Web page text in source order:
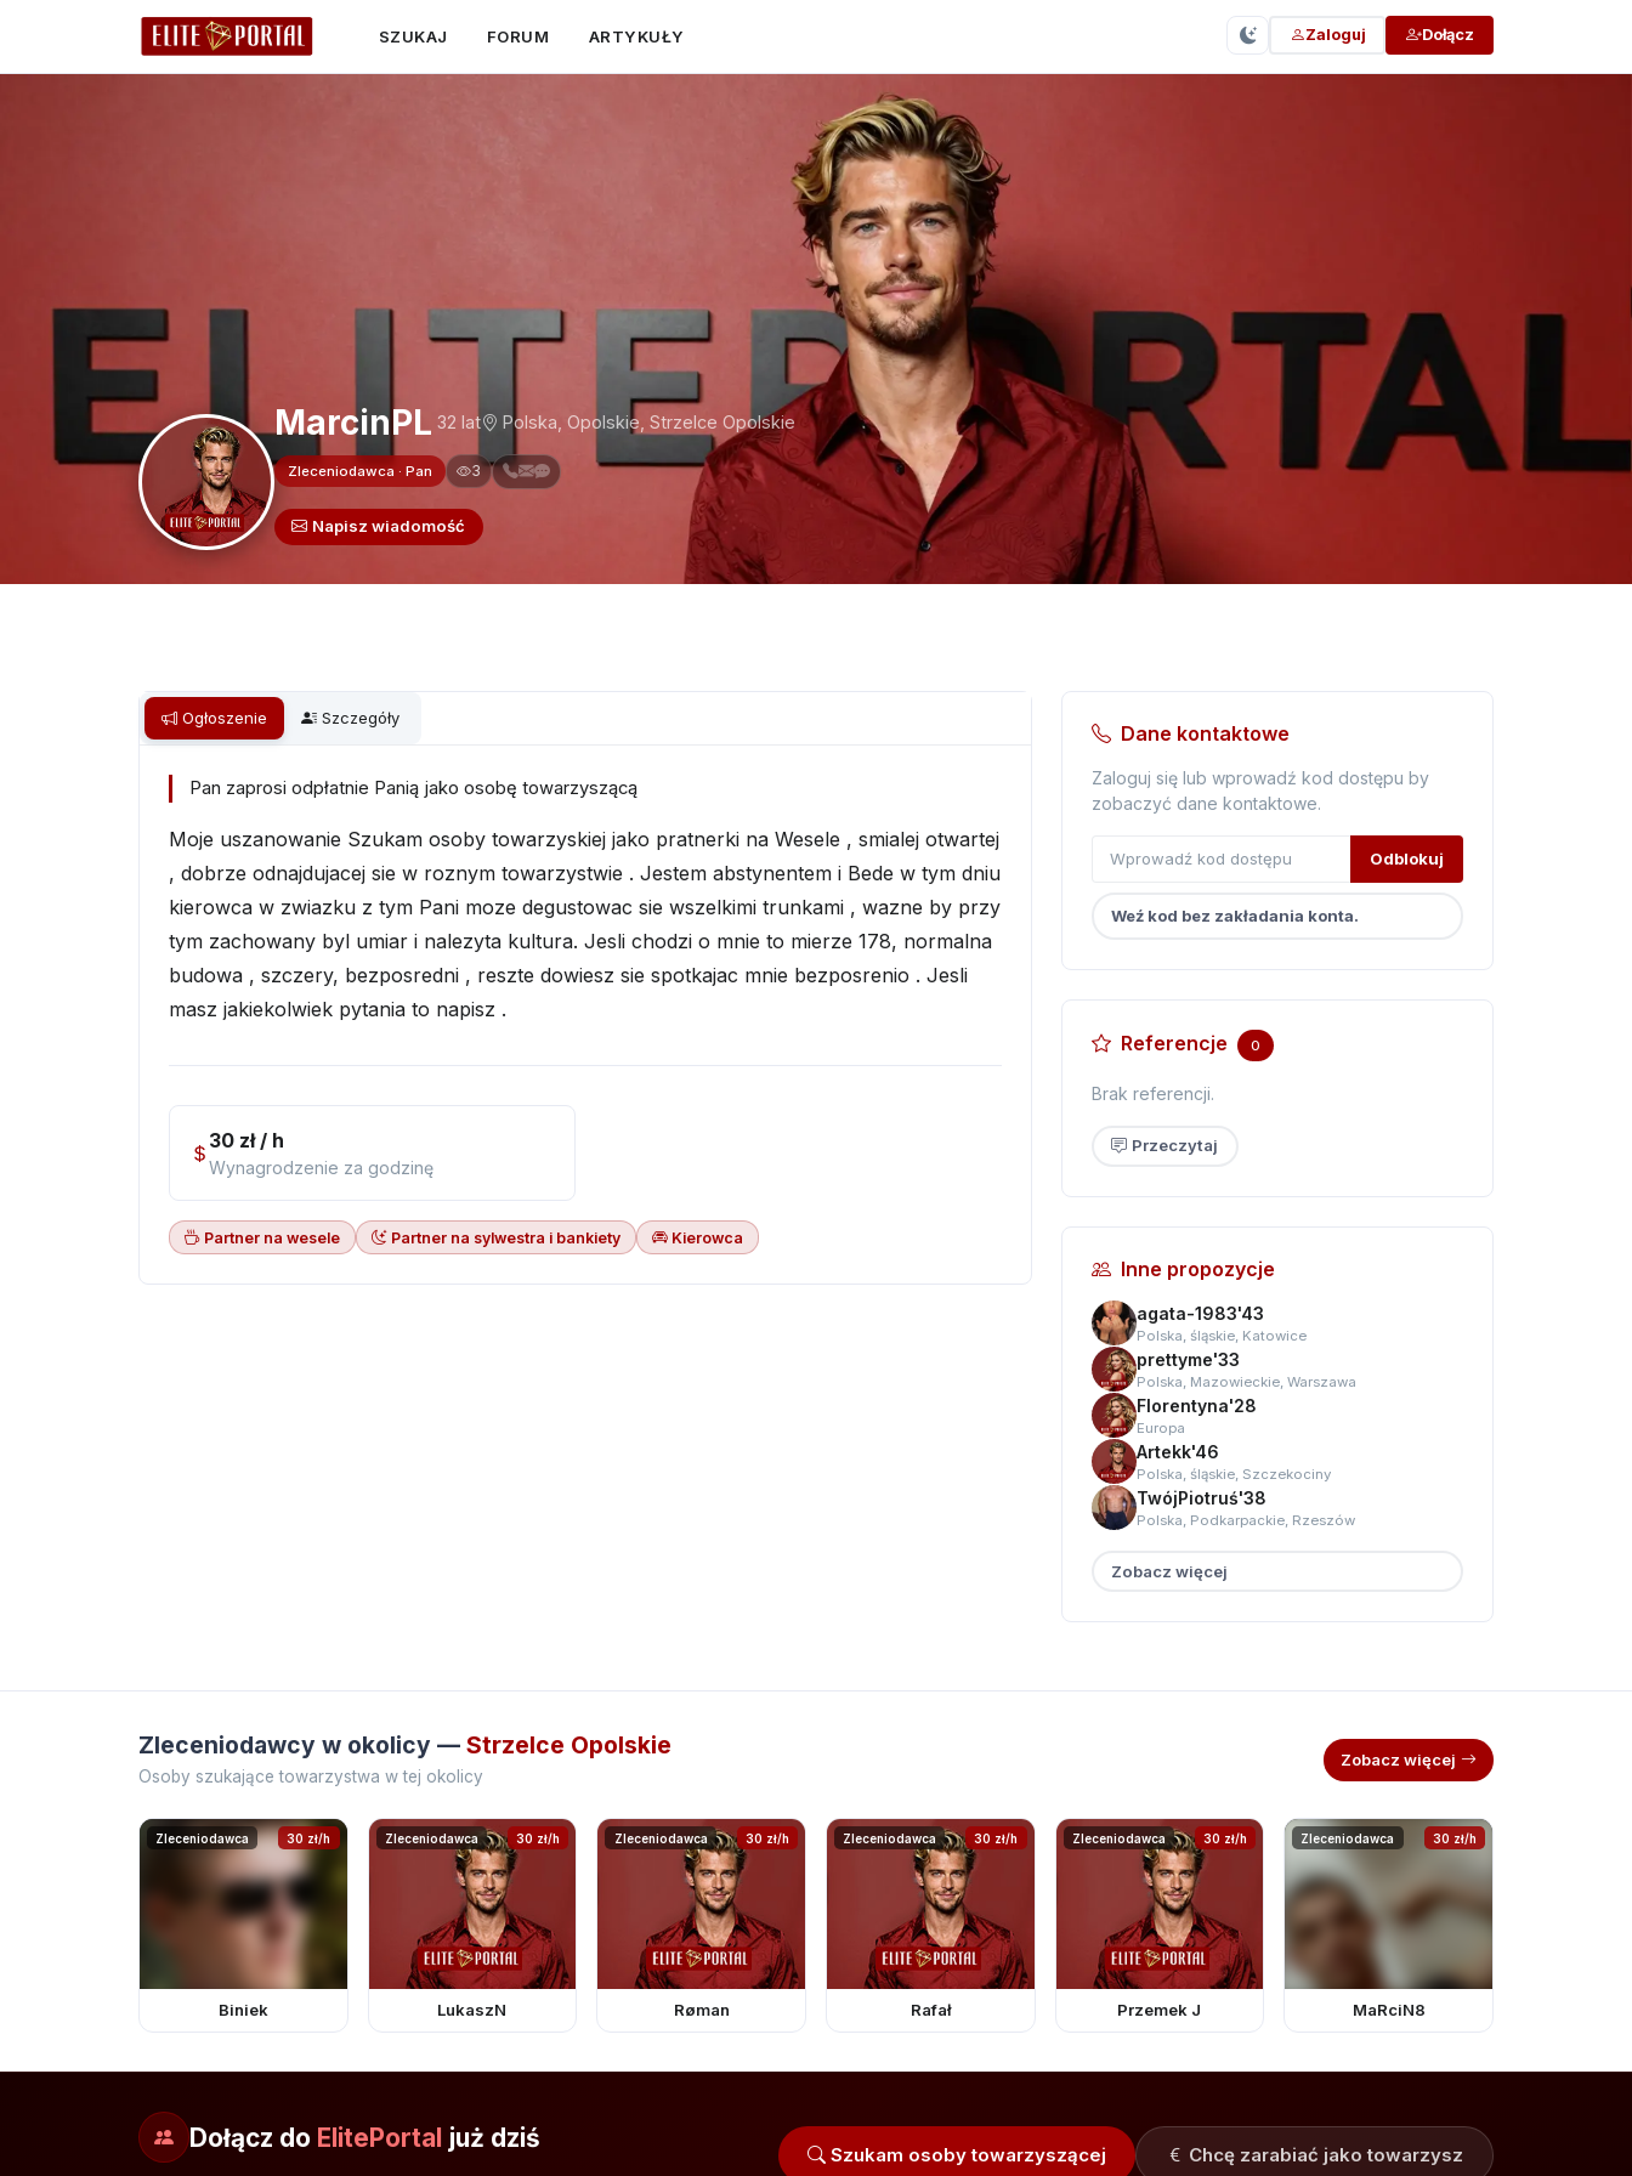
SZUKAJ FORUM ARTYKUŁY Zaloguj Dołącz
MarcinPL 32 lat Polska, Opolskie, Strzelce Opolskie
Zleceniodawca · Pan 3
Napisz wiadomość
Ogłoszenie Szczegóły
Pan zaprosi odpłatnie Panią jako osobę towarzyszącą
Moje uszanowanie Szukam osoby towarzyskiej jako pratnerki na Wesele , smialej otwartej
, dobrze odnajdujacej sie w roznym towarzystwie . Jestem abstynentem i Bede w tym dniu
kierowca w zwiazku z tym Pani moze degustowac sie wszelkimi trunkami , wazne by przy
tym zachowany byl umiar i nalezyta kultura. Jesli chodzi o mnie to mierze 178, normalna
budowa , szczery, bezposredni , reszte dowiesz sie spotkajac mnie bezposrenio . Jesli
masz jakiekolwiek pytania to napisz .
30 zł / h
Wynagrodzenie za godzinę
Partner na wesele Partner na sylwestra i bankiety Kierowca
Dane kontaktowe
Zaloguj się lub wprowadź kod dostępu by
zobaczyć dane kontaktowe.
Odblokuj
Weź kod bez zakładania konta.
Referencje 0
Brak referencji.
Przeczytaj
Inne propozycje
agata-1983'43
Polska, śląskie, Katowice
prettyme'33
Polska, Mazowieckie, Warszawa
Florentyna'28
Europa
Artekk'46
Polska, śląskie, Szczekociny
TwójPiotruś'38
Polska, Podkarpackie, Rzeszów
Zobacz więcej
Zleceniodawcy w okolicy — Strzelce Opolskie
Osoby szukające towarzystwa w tej okolicy
Zobacz więcej
Zleceniodawca 30 zł/h
Biniek
Zleceniodawca 30 zł/h
LukaszN
Zleceniodawca 30 zł/h
Røman
Zleceniodawca 30 zł/h
Rafał
Zleceniodawca 30 zł/h
Przemek J
Zleceniodawca 30 zł/h
MaRciN8
Dołącz do ElitePortal już dziś
Szukam osoby towarzyszącej Chcę zarabiać jako towarzysz